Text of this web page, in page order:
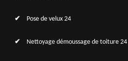
Pose de velux 24
Nettoyage démoussage de toiture 24